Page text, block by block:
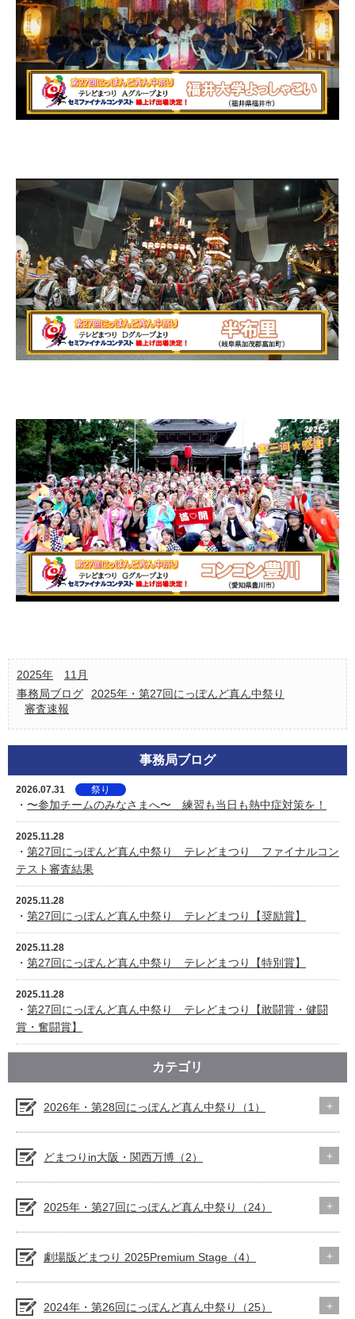
2025年
11月
事務局ブログ
2025年・第27回にっぽんど真ん中祭り
審査速報
事務局ブログ
2026.07.31 祭り
・ 〜参加チームのみなさまへ〜 練習も当日も熱中症対策を！
2025.11.28
・ 第27回にっぽんど真ん中祭り テレどまつり ファイナルコン
テスト審査結果
2025.11.28
・ 第27回にっぽんど真ん中祭り テレどまつり【奨励賞】
2025.11.28
・ 第27回にっぽんど真ん中祭り テレどまつり【特別賞】
2025.11.28
・ 第27回にっぽんど真ん中祭り テレどまつり【敢闘賞・健闘
賞・奮闘賞】
カテゴリ
2026年・第28回にっぽんど真ん中祭り（1）
どまつりin大阪・関西万博（2）
2025年・第27回にっぽんど真ん中祭り（24）
劇場版どまつり 2025Premium Stage（4）
2024年・第26回にっぽんど真ん中祭り（25）